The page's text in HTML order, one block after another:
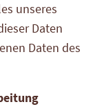
unseres
Daten
Daten des